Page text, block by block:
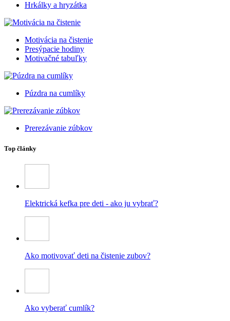
Hrkálky a hryzátka
Motivácia na čistenie
Presýpacie hodiny
Motivačné tabuľky
Púzdra na cumlíky
Prerezávanie zúbkov
Top články
Elektrická kefka pre deti - ako ju vybrať?
Ako motivovať deti na čistenie zubov?
Ako vyberať cumlík?